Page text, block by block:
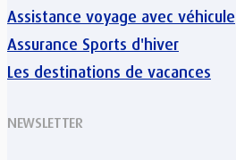
Assistance voyage avec véhicule
Assurance Sports d'hiver
Les destinations de vacances
NEWSLETTER